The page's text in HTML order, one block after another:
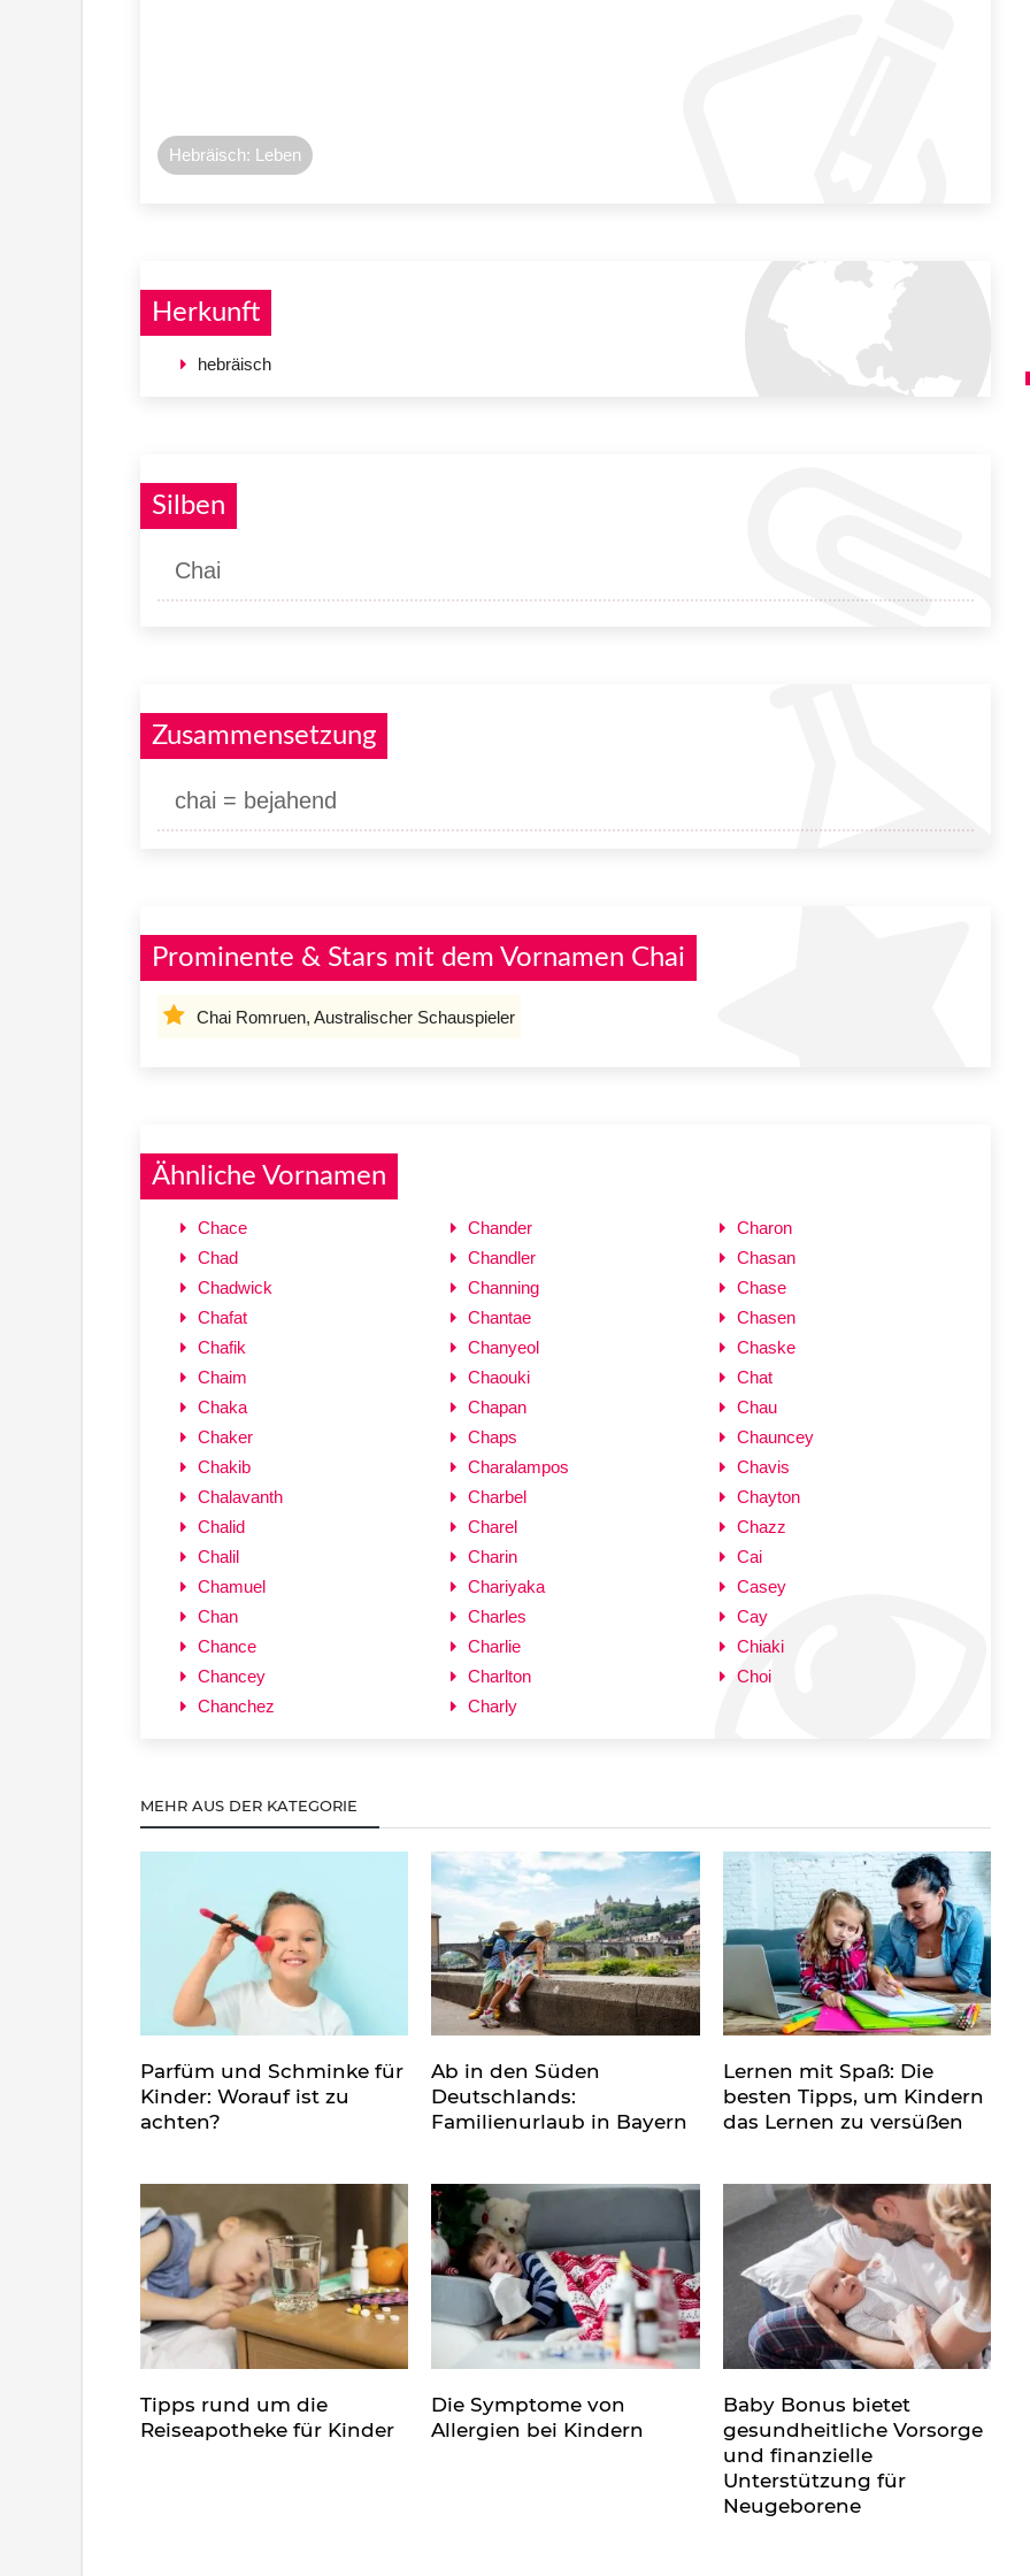
Hebräisch: Leben
Herkunft
hebräisch
Silben
Chai
Zusammensetzung
chai = bejahend
Prominente & Stars mit dem Vornamen Chai
Chai Romruen, Australischer Schauspieler
Ähnliche Vornamen
Chace
Chad
Chadwick
Chafat
Chafik
Chaim
Chaka
Chaker
Chakib
Chalavanth
Chalid
Chalil
Chamuel
Chan
Chance
Chancey
Chanchez
Chander
Chandler
Channing
Chantae
Chanyeol
Chaouki
Chapan
Chaps
Charalampos
Charbel
Charel
Charin
Chariyaka
Charles
Charlie
Charlton
Charly
Charon
Chasan
Chase
Chasen
Chaske
Chat
Chau
Chauncey
Chavis
Chayton
Chazz
Cai
Casey
Cay
Chiaki
Choi
MEHR AUS DER KATEGORIE
Parfüm und Schminke für
Kinder: Worauf ist zu
achten?
Ab in den Süden
Deutschlands:
Familienurlaub in Bayern
Lernen mit Spaß: Die
besten Tipps, um Kindern
das Lernen zu versüßen
Tipps rund um die
Reiseapotheke für Kinder
Die Symptome von
Allergien bei Kindern
Baby Bonus bietet
gesundheitliche Vorsorge
und finanzielle
Unterstützung für
Neugeborene